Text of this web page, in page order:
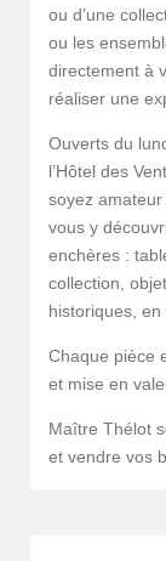
ou d’une
ou les
directement à
réaliser une
Ouverts du
l’Hôtel des
soyez amateur
vous y
enchères :
collection,
historiques, en
Chaque pièce
et mise en
Maître Thélot
et vendre vos